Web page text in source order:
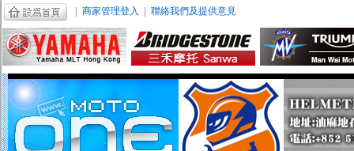
商家管理登入 聯絡我們及提供意見